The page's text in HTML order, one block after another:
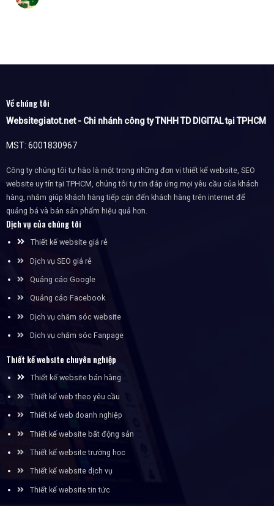
Về chúng tôi
Websitegiatot.net - Chi nhánh công ty TNHH TD DIGITAL tại TPHCM
MST: 6001830967
Công ty chúng tôi tự hào là một trong những đơn vị thiết kế website, SEO
website uy tín tại TPHCM, chúng tôi tự tin đáp ứng mọi yêu cầu của khách
hàng, nhằm giúp khách hàng tiếp cận đến khách hàng trên internet để
quảng bá và bán sản phẩm hiệu quả hơn.
Dịch vụ của chúng tôi
Thiết kế website giá rẻ
Dịch vụ SEO giá rẻ
Quảng cáo Google
Quảng cáo Facebook
Dịch vụ chăm sóc website
Dịch vụ chăm sóc Fanpage
Thiết kế website chuyên nghiệp
Thiết kế website bán hàng
Thiết kế web theo yêu cầu
Thiết kế web doanh nghiệp
Thiết kế website bất động sản
Thiết kế website trường học
Thiết kế website dịch vụ
Thiết kế website tin tức